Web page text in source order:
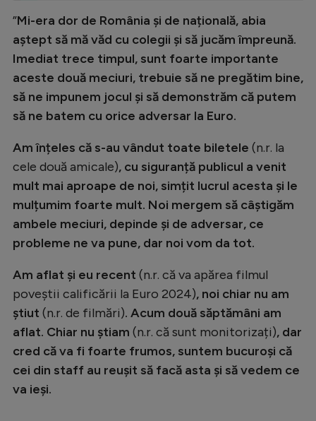
Intră în cont
Creează cont
”Mi-era dor de România și de națională, abia
aștept să mă văd cu colegii și să jucăm împreună.
Imediat trece timpul, sunt foarte importante
aceste două meciuri, trebuie să ne pregătim bine,
să ne impunem jocul și să demonstrăm că putem
să ne batem cu orice adversar la Euro.
Am înțeles că s-au vândut toate biletele (n.r. la
cele două amicale), cu siguranță publicul a venit
mult mai aproape de noi, simțit lucrul acesta și le
mulțumim foarte mult. Noi mergem să câștigăm
ambele meciuri, depinde și de adversar, ce
probleme ne va pune, dar noi vom da tot.
Am aflat și eu recent (n.r. că va apărea filmul
poveștii calificării la Euro 2024), noi chiar nu am
știut (n.r. de filmări). Acum două săptămâni am
aflat. Chiar nu știam (n.r. că sunt monitorizați), dar
cred că va fi foarte frumos, suntem bucuroși că
cei din staff au reușit să facă asta și să vedem ce
va ieși.